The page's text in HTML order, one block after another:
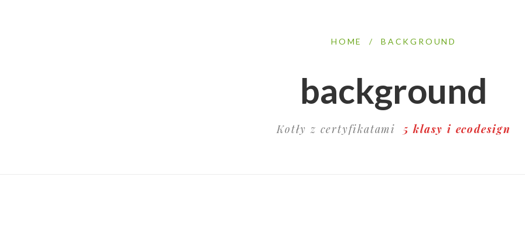
HOME / BACKGROUND
background
Kotły z certyfikatami 5 klasy i ecodesign